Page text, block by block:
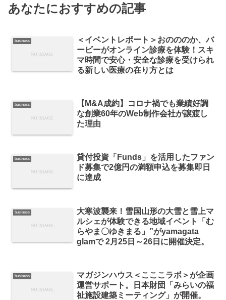
あなたにおすすめの記事
business
＜イベントレポート＞おのののか、バ
ービーがオンライン診療を体験！スキ
マ時間で安心・安全な診療を受けられ
る新しい医療の在り方とは
business
【M&A成約】コロナ禍でも業績好調
な創業60年のWeb制作会社が譲渡し
た理由
business
貸付投資「Funds」を活⽤したファン
ド募集で2億円の満額申込を募集即日
に達成
business
大寒波襲来！雪国山形の大雪と雪上マ
ルシェが体験できる地域イベント「む
らやま〇ゆきまる」”がyamagata
glamで 2月25日～26日に開催決定。
business
マガジンハウス＜こここラボ＞が企画
運営サポート。日本財団「みらいの福
祉施設建築ミーティング」が開催。